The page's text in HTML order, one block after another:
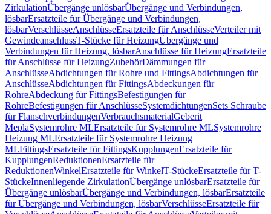
ZirkulationÜbergänge unlösbarÜbergänge und Verbindungen,
lösbarErsatzteile für Übergänge und Verbindungen,
lösbarVerschlüsseAnschlüsseErsatzteile für AnschlüsseVerteiler mit
GewindeanschlussT-Stücke für HeizungÜbergänge und
Verbindungen für Heizung, lösbarAnschlüsse für HeizungErsatzteile
für Anschlüsse für HeizungZubehörDämmungen für
AnschlüsseAbdichtungen für Rohre und FittingsAbdichtungen für
AnschlüsseAbdichtungen für FittingsAbdeckungen für
RohreAbdeckung für FittingsBefestigungen für
RohreBefestigungen für AnschlüsseSystemdichtungenSets Schraube
für FlanschverbindungenVerbrauchsmaterialGeberit
MeplaSystemrohre MLErsatzteile für Systemrohre MLSystemrohre
Heizung MLErsatzteile für Systemrohre Heizung
MLFittingsErsatzteile für FittingsKupplungenErsatzteile für
KupplungenReduktionenErsatzteile für
ReduktionenWinkelErsatzteile für WinkelT-StückeErsatzteile für T-
StückeInnenliegende ZirkulationÜbergänge unlösbarErsatzteile für
Übergänge unlösbarÜbergänge und Verbindungen, lösbarErsatzteile
für Übergänge und Verbindungen, lösbarVerschlüsseErsatzteile für